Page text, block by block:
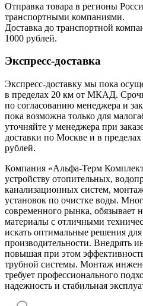
Отправка товара в регионы
транспортными компаниями.
Доставка до транспортной
1000 рублей.
Экспресс-доставка
Экспресс-доставку мы пока
в пределах 20 км от МКАД.
по согласованию менеджера и
пока возможна только для
уточняйте у менеджера при
доставки по Москве и в
рублей.
Компания «Альфа-Терм
устройству отопительных,
канализационных систем,
установок по очистке воды.
современного рынка, обязывает
материалы с отличными
искать оптимальные решения
производительности. Внедрять
повышая при этом
трубной системы. Монтаж
требует профессионального
надежность и стабильная